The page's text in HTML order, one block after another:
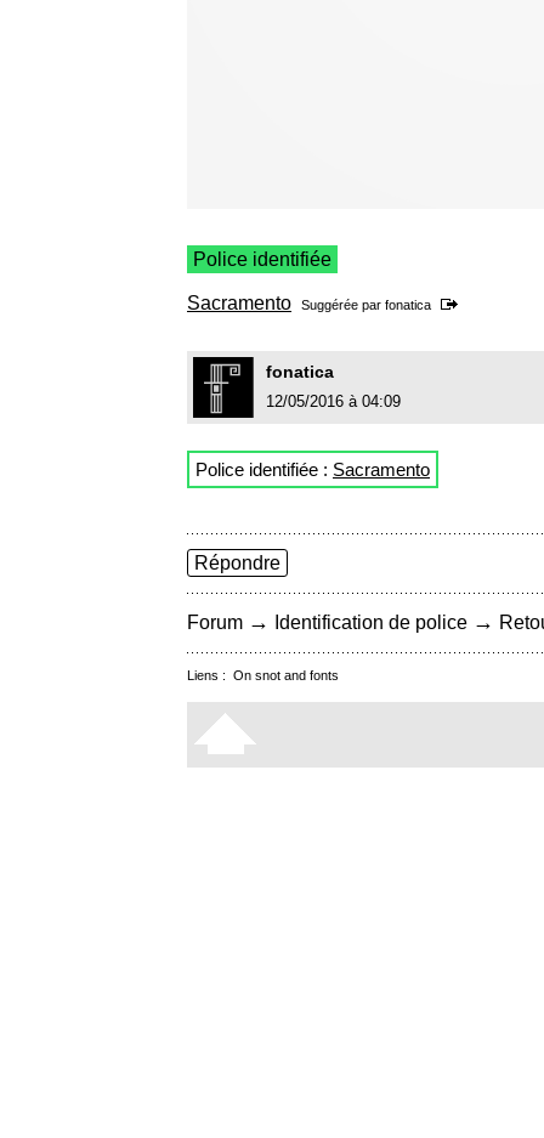
Police identifiée
Sacramento Suggérée par fonatica
fonatica
12/05/2016 à 04:09
Police identifiée : Sacramento
Répondre
Forum → Identification de police →
Liens : On snot and fonts